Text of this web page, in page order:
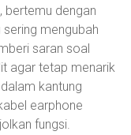
bertemu dengan
mengubah
saran soal
agar tetap menarik
kantung
earphone
fungsi.